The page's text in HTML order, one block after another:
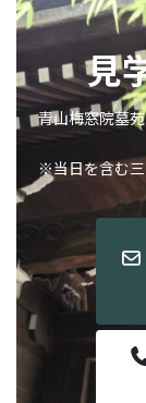
見
青山梅窓院墓
※当日を含む